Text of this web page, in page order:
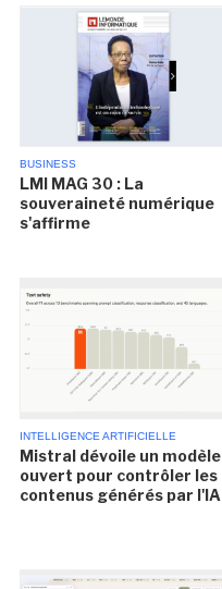
BUSINESS
LMI MAG 30 : La
souveraineté numérique
s'affirme
INTELLIGENCE ARTIFICIELLE
Mistral dévoile un modèle
ouvert pour contrôler les
contenus générés par l'IA